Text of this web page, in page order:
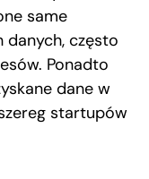
same
danych, często
Ponadto
dane w
startupów